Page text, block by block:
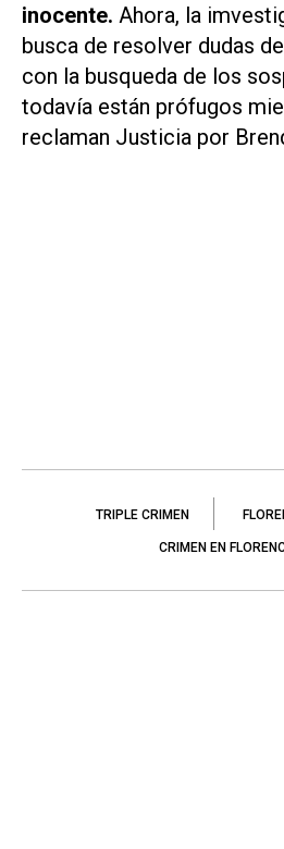
inocente. Ahora, la
busca de resolver dudas
con la busqueda de los
todavía están prófugos
reclaman Justicia por
TRIPLE CRIMEN
CRIMEN EN